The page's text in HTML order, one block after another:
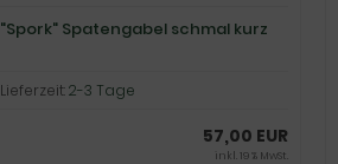
"Spork" Spatengabel schmal kurz
Lieferzeit:2-3 Tage
57,00 EUR
inkl. 19 % MwSt.